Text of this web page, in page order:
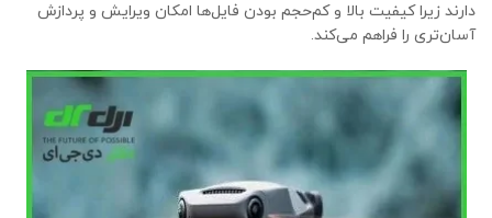
دارند زیرا کیفیت بالا و کم‌حجم بودن فایل‌ها امکان ویرایش و پردازش
آسان‌تری را فراهم می‌کند.